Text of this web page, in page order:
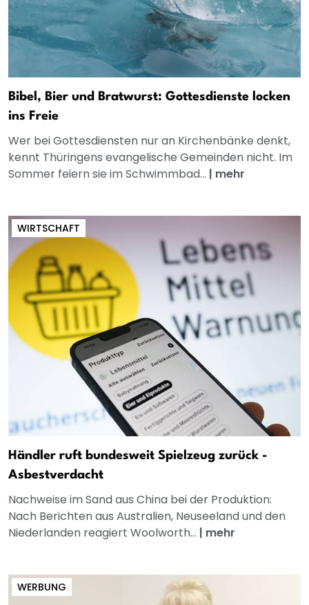
Bibel, Bier und Bratwurst: Gottesdienste locken
ins Freie
Wer bei Gottesdiensten nur an Kirchenbänke denkt,
kennt Thüringens evangelische Gemeinden nicht. Im
Sommer feiern sie im Schwimmbad... | mehr
WIRTSCHAFT
Händler ruft bundesweit Spielzeug zurück -
Asbestverdacht
Nachweise im Sand aus China bei der Produktion:
Nach Berichten aus Australien, Neuseeland und den
Niederlanden reagiert Woolworth... | mehr
WERBUNG